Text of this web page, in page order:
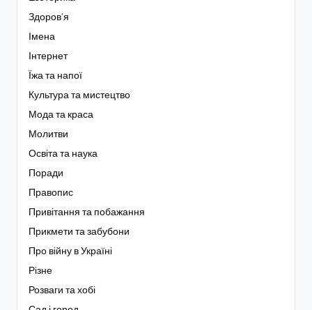
Здоров’я
Імена
Інтернет
Їжа та напої
Культура та мистецтво
Мода та краса
Молитви
Освіта та наука
Поради
Правопис
Привітання та побажання
Прикмети та забубони
Про війну в Україні
Різне
Розваги та хобі